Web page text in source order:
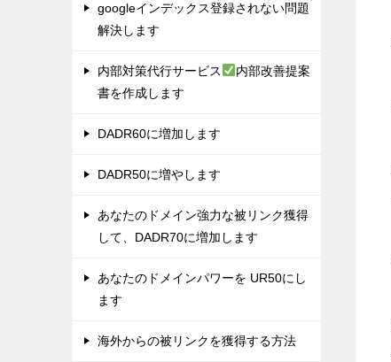
googleインデックス登録されない問題
解決します
内部対策代行サービス
内部改善提案
書を作成します
DADR60に増加します
DADR50に増やします
あなたのドメイン強力な被リンク獲得
して、DADR70に増加します
あなたのドメインパワーを UR50にし
ます
海外からの被リンクを獲得する方法